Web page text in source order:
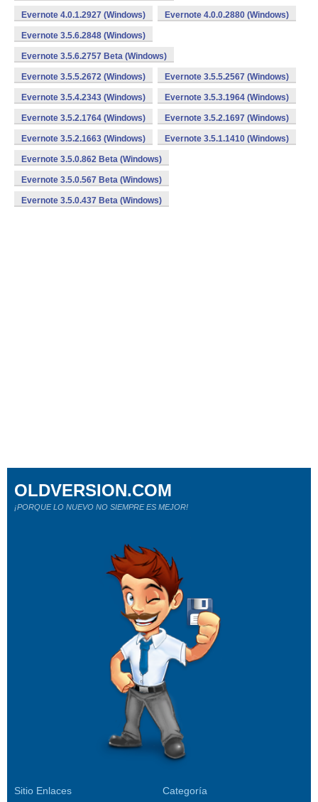
Evernote 4.0.1.2927 (Windows) Evernote 4.0.0.2880 (Windows)
Evernote 3.5.6.2848 (Windows)
Evernote 3.5.6.2757 Beta (Windows)
Evernote 3.5.5.2672 (Windows) Evernote 3.5.5.2567 (Windows)
Evernote 3.5.4.2343 (Windows) Evernote 3.5.3.1964 (Windows)
Evernote 3.5.2.1764 (Windows) Evernote 3.5.2.1697 (Windows)
Evernote 3.5.2.1663 (Windows) Evernote 3.5.1.1410 (Windows)
Evernote 3.5.0.862 Beta (Windows)
Evernote 3.5.0.567 Beta (Windows)
Evernote 3.5.0.437 Beta (Windows)
Sitio Enlaces Categoría
OLDVERSION.COM
¡PORQUE LO NUEVO NO SIEMPRE ES MEJOR!